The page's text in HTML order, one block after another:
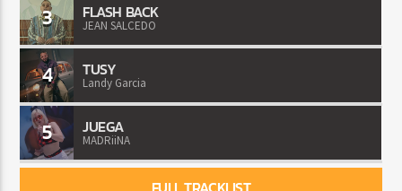
3 FLASH BACK
JEAN SALCEDO
4 TUSY
Landy Garcia
5 JUEGA
MADRiiNA